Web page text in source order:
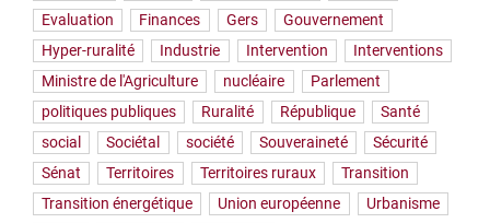
Evaluation
Finances Gers
Gouvernement
Hyper-ruralité
Industrie Intervention
Interventions
Ministre de l'Agriculture
nucléaire
Parlement
politiques publiques
Ruralité République
Santé
social
Sociétal société Souveraineté
Sécurité
Sénat
Territoires Territoires ruraux
Transition
Transition énergétique
Union européenne
Urbanisme